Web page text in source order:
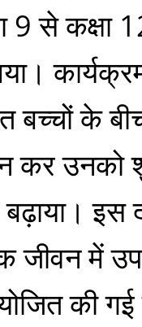
9 से
बच्चों के
कर उनको
इस
जीवन में
की